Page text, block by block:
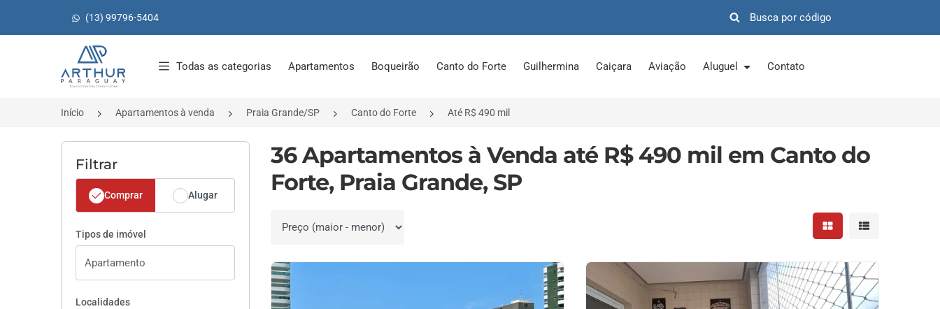
(13) 99796-5404
Página inicial
Todas as categorias Apartamentos Boqueirão Canto do Forte Guilhermina Caiçara Aviação Aluguel Contato
Início Apartamentos à venda Praia Grande/SP Canto do Forte Até R$ 490 mil
Filtrar
Comprar Alugar
Tipos de imóvel
Localidades
36 Apartamentos à Venda até R$ 490 mil em Canto do
Forte, Praia Grande, SP
Ordenar por Mostrar resultados em
Mostrar